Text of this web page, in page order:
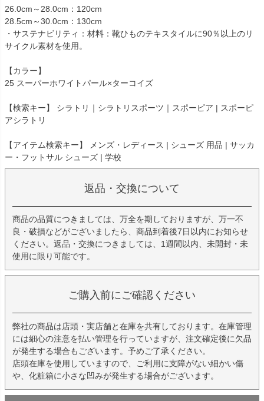
26.0cm～28.0cm：120cm
28.5cm～30.0cm：130cm
・サステナビリティ：材料：靴ひものテキスタイルに90％以上のリ
サイクル素材を使用。
【カラー】
25 スーパーホワイトパール×ターコイズ
【検索キー】 シラトリ｜シラトリスポーツ｜スポーピア | スポーピ
アシラトリ
【アイテム検索キー】 メンズ・レディース | シューズ 用品 | サッカ
ー・フットサル シューズ | 学校
返品・交換について
商品の品質につきましては、万全を期しておりますが、万一不
良・破損などがございましたら、商品到着後7日以内にお知らせ
ください。返品・交換につきましては、1週間以内、未開封・未
使用に限り可能です。
ご購入前にご確認ください
弊社の商品は店頭・実店舗と在庫を共有しております。在庫管理
には細心の注意を払い管理を行っていますが、注文確定後に欠品
が発生する場合もございます。予めご了承ください。
店頭在庫を使用していますので、ご利用に支障がない細かい傷
や、化粧箱に小さな凹みが発生する場合がございます。